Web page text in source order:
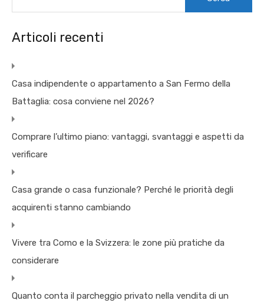
Articoli recenti
Casa indipendente o appartamento a San Fermo della
Battaglia: cosa conviene nel 2026?
Comprare l’ultimo piano: vantaggi, svantaggi e aspetti da
verificare
Casa grande o casa funzionale? Perché le priorità degli
acquirenti stanno cambiando
Vivere tra Como e la Svizzera: le zone più pratiche da
considerare
Quanto conta il parcheggio privato nella vendita di un